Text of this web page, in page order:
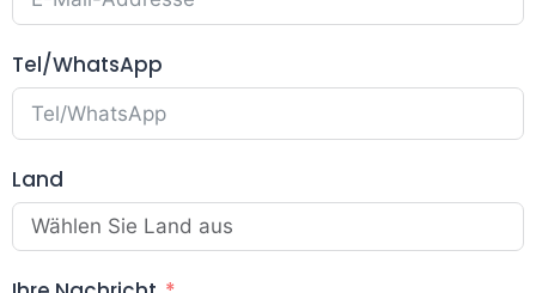
Tel/WhatsApp
Land